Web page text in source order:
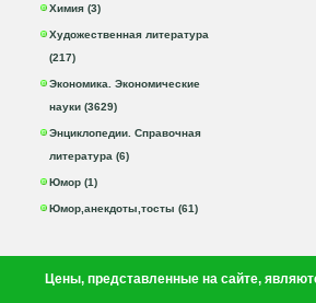
Химия (3)
Художественная литература
(217)
Экономика. Экономические
науки (3629)
Энциклопедии. Справочная
литература (6)
Юмор (1)
Юмор,анекдоты,тосты (61)
Цены, представленные на сайте,